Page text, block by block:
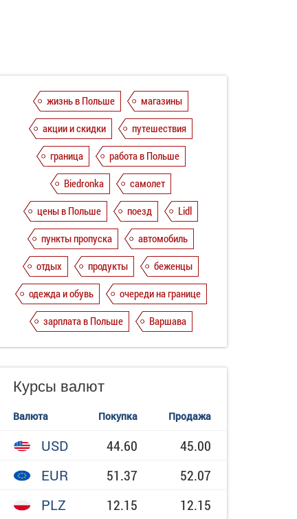
жизнь в Польше
магазины
акции и скидки
путешествия
граница
работа в Польше
Biedronka
самолет
цены в Польше
поезд
Lidl
пункты пропуска
автомобиль
отдых
продукты
беженцы
одежда и обувь
очереди на границе
зарплата в Польше
Варшава
Курсы валют
Валюта Покупка Продажа
USD 44.60
45.00
EUR
51.37
52.07
PLZ
12.15 12.15